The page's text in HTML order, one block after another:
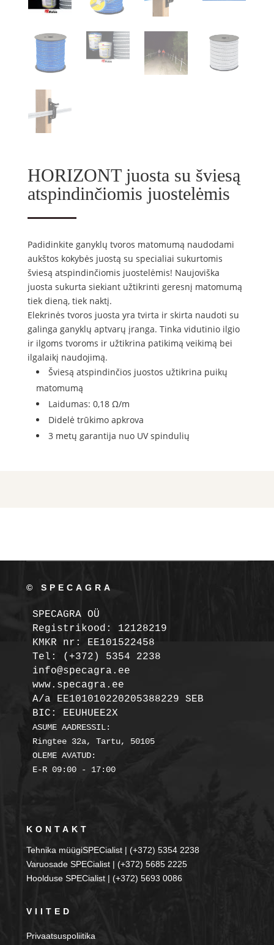
HORIZONT juosta su šviesą
atspindinčiomis juostelėmis
Padidinkite ganyklų tvoros matomumą naudodami
aukštos kokybės juostą su specialiai sukurtomis
šviesą atspindinčiomis juostelėmis! Naujoviška
juosta sukurta siekiant užtikrinti geresnį matomumą
tiek dieną, tiek naktį.
Elekrinės tvoros juosta yra tvirta ir skirta naudoti su
galinga ganyklų aptvarų įranga. Tinka vidutinio ilgio
ir ilgoms tvoroms ir užtikrina patikimą veikimą bei
ilgalaikį naudojimą.
Šviesą atspindinčios juostos užtikrina puikų
matomumą
Laidumas: 0,18 Ω/m
Didelė trūkimo apkrova
3 metų garantija nuo UV spindulių
© SPECAGRA
SPECAGRA OÜ
Registrikood: 12128219
KMKR nr: EE101522458
Tel: (+372) 5354 2238
info@specagra.ee
A/a EE101010220205388229 SEB
BIC: EEUHUEE2X
ASUME AADRESSIL:
Ringtee 32a, Tartu, 50105
OLEME AVATUD:
E-R 09:00 - 17:00
KONTAKT
Tehnika müügiSPECialist | (+372) 5354 2238
Varuosade SPECialist | (+372) 5685 2225
Hoolduse SPECialist | (+372) 5693 0086
VIITED
Privaatsuspoliitika